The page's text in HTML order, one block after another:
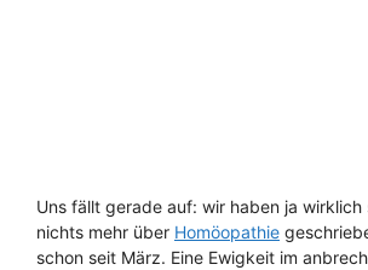
Uns fällt gerade auf: wir haben ja wirklich
nichts mehr über Homöopathie
schon seit März. Eine Ewigkeit im